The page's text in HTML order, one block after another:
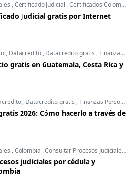
,Certificado Judicial ,Certificados Colombia
Judicial gratis por Internet
, Datacredito , Datacredito gratis , Finanzas Personales
gratis en Guatemala, Costa Rica y
, Datacredito gratis , Finanzas Personales
2026: Cómo hacerlo a través de
,Colombia ,Consultar Procesos Judiciales
judiciales por cédula y